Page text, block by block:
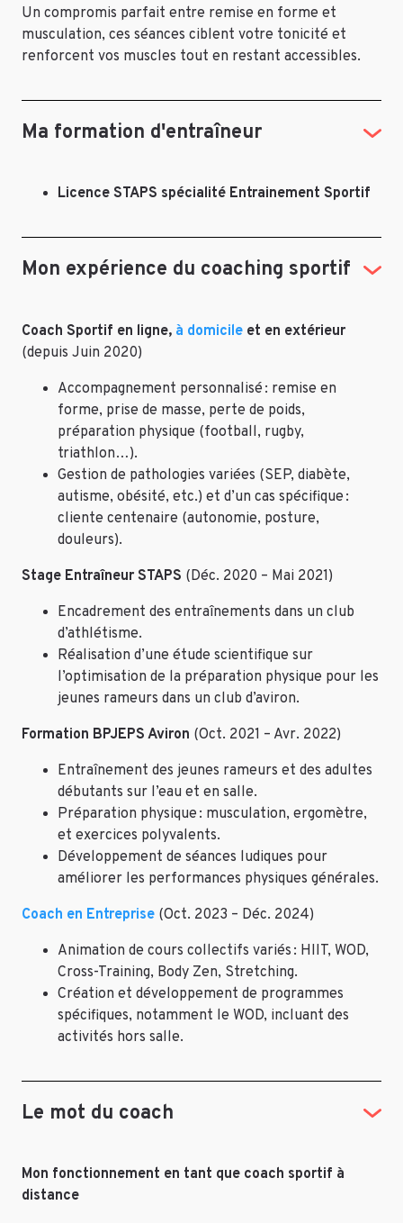
Un compromis parfait entre remise en forme et
musculation, ces séances ciblent votre tonicité et
renforcent vos muscles tout en restant accessibles.
Ma formation d'entraîneur
Licence STAPS spécialité Entrainement Sportif
Mon expérience du coaching sportif
Coach Sportif en ligne, à domicile et en extérieur
(depuis Juin 2020)
Accompagnement personnalisé : remise en
forme, prise de masse, perte de poids,
préparation physique (football, rugby,
triathlon…).
Gestion de pathologies variées (SEP, diabète,
autisme, obésité, etc.) et d’un cas spécifique :
cliente centenaire (autonomie, posture,
douleurs).
Stage Entraîneur STAPS (Déc. 2020 – Mai 2021)
Encadrement des entraînements dans un club
d’athlétisme.
Réalisation d’une étude scientifique sur
l’optimisation de la préparation physique pour les
jeunes rameurs dans un club d’aviron.
Formation BPJEPS Aviron (Oct. 2021 – Avr. 2022)
Entraînement des jeunes rameurs et des adultes
débutants sur l’eau et en salle.
Préparation physique : musculation, ergomètre,
et exercices polyvalents.
Développement de séances ludiques pour
améliorer les performances physiques générales.
Coach en Entreprise (Oct. 2023 – Déc. 2024)
Animation de cours collectifs variés : HIIT, WOD,
Cross-Training, Body Zen, Stretching.
Création et développement de programmes
spécifiques, notamment le WOD, incluant des
activités hors salle.
Le mot du coach
Mon fonctionnement en tant que coach sportif à
distance